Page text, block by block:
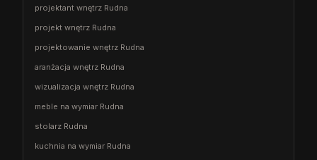
projektant wnętrz Rudna
projekt wnętrz Rudna
projektowanie wnętrz Rudna
aranżacja wnętrz Rudna
wizualizacja wnętrz Rudna
meble na wymiar Rudna
stolarz Rudna
kuchnia na wymiar Rudna